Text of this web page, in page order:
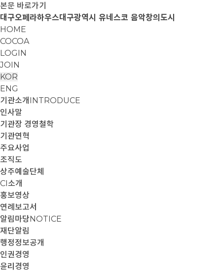
본문 바로가기
대구오페라하우스대구광역시 유네스코 음악창의도시
HOME
COCOA
LOGIN
JOIN
KOR
ENG
기관소개 INTRODUCE
인사말
기관장 경영철학
기관연혁
주요사업
조직도
상주예술단체
CI소개
홍보영상
연례보고서
알림마당NOTICE
재단알림
행정정보공개
인권경영
윤리경영